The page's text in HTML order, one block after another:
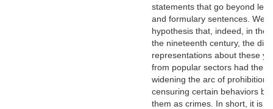
statements that go beyond
and formulary sentences. We
hypothesis that, indeed, in the
the nineteenth century, the
representations about these
from popular sectors had the
widening the arc of
censuring certain behaviors by
them as crimes. In short, it is